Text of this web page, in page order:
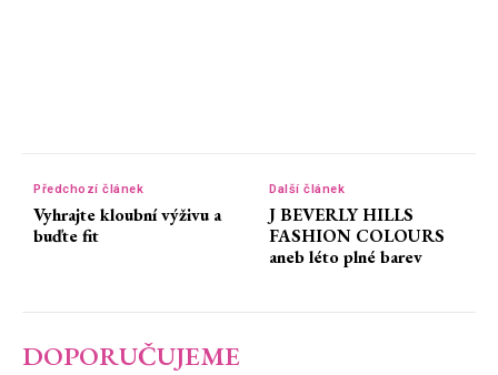
Předchozí článek
Vyhrajte kloubní výživu a
buďte fit
Další článek
J BEVERLY HILLS
FASHION COLOURS
aneb léto plné barev
DOPORUČUJEME